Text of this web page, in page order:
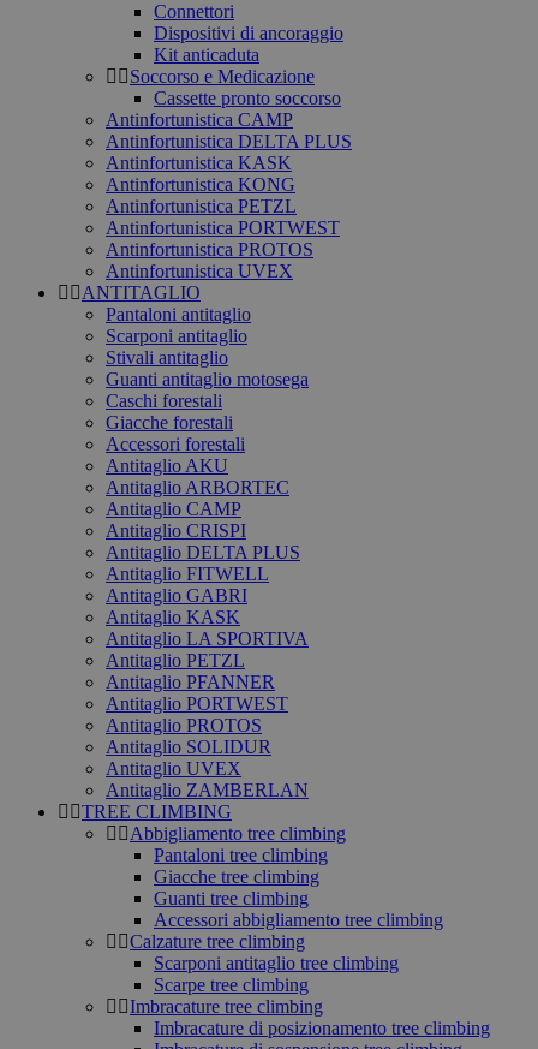
Connettori
Dispositivi di ancoraggio
Kit anticaduta
Soccorso e Medicazione
Cassette pronto soccorso
Antinfortunistica CAMP
Antinfortunistica DELTA PLUS
Antinfortunistica KASK
Antinfortunistica KONG
Antinfortunistica PETZL
Antinfortunistica PORTWEST
Antinfortunistica PROTOS
Antinfortunistica UVEX
ANTITAGLIO
Pantaloni antitaglio
Scarponi antitaglio
Stivali antitaglio
Guanti antitaglio motosega
Caschi forestali
Giacche forestali
Accessori forestali
Antitaglio AKU
Antitaglio ARBORTEC
Antitaglio CAMP
Antitaglio CRISPI
Antitaglio DELTA PLUS
Antitaglio FITWELL
Antitaglio GABRI
Antitaglio KASK
Antitaglio LA SPORTIVA
Antitaglio PETZL
Antitaglio PFANNER
Antitaglio PORTWEST
Antitaglio PROTOS
Antitaglio SOLIDUR
Antitaglio UVEX
Antitaglio ZAMBERLAN
TREE CLIMBING
Abbigliamento tree climbing
Pantaloni tree climbing
Giacche tree climbing
Guanti tree climbing
Accessori abbigliamento tree climbing
Calzature tree climbing
Scarponi antitaglio tree climbing
Scarpe tree climbing
Imbracature tree climbing
Imbracature di posizionamento tree climbing